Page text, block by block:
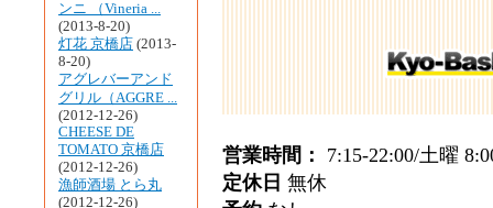
ンニ （Vineria ...
(2013-8-20)
灯花 京橋店 (2013-
8-20)
アグレバーアンド
グリル（AGGRE ...
(2012-12-26)
CHEESE DE
TOMATO 京橋店
(2012-12-26)
漁師酒場 とら丸
(2012-12-26)
営業時間：
7:15-22:00/土曜
定休日 無休